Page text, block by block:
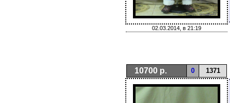
02.03.2014, в 21:19
10700 р. 0 1371